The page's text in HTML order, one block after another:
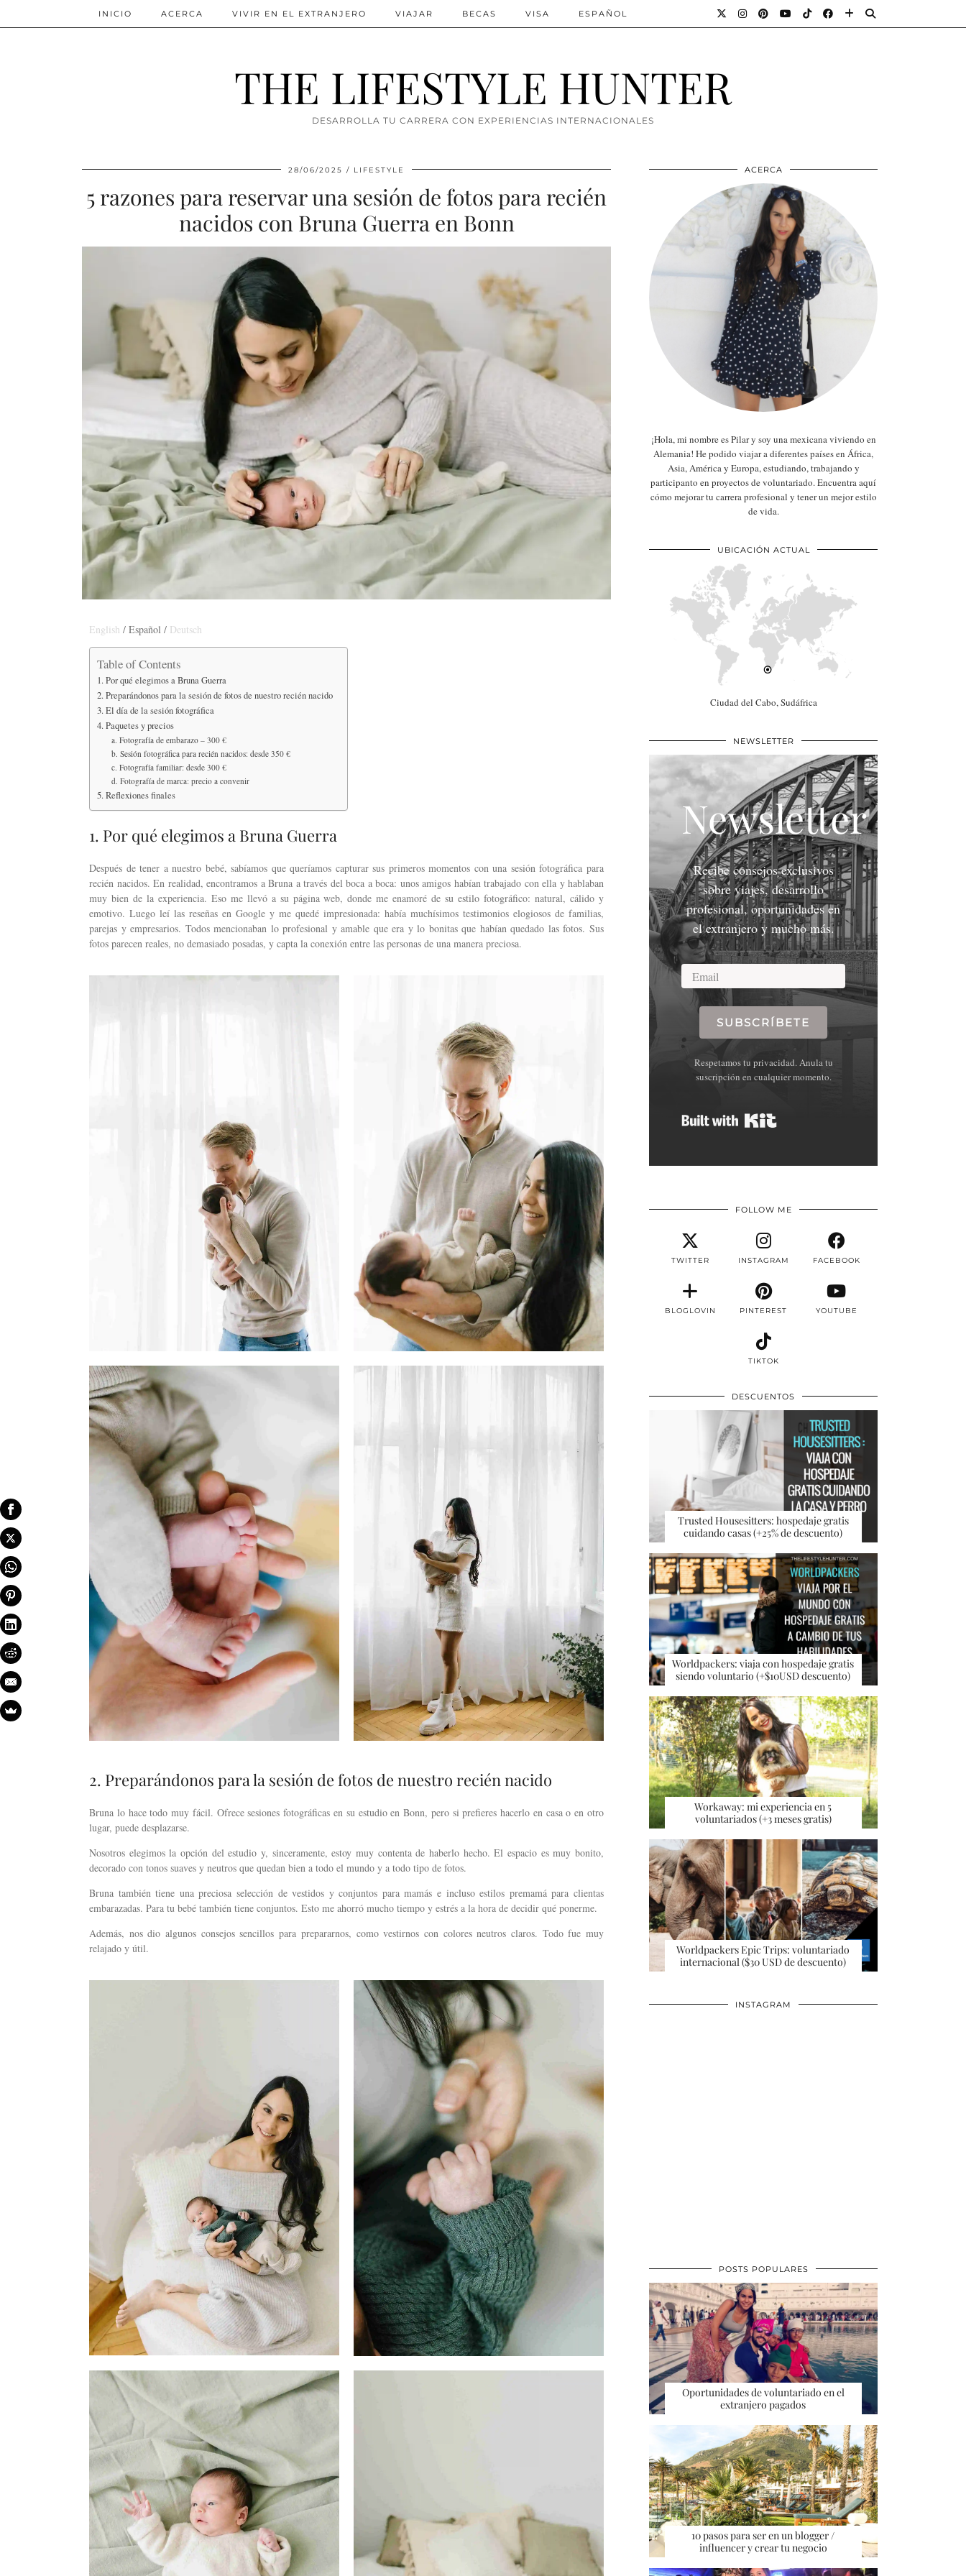
THE LIFESTYLE HUNTER
DESARROLLA TU CARRERA CON EXPERIENCIAS INTERNACIONALES
INICIO ACERCA VIVIR EN EL EXTRANJERO VIAJAR BECAS VISA ESPAÑOL
28/06/2025 LIFESTYLE
5 razones para reservar una sesión de fotos para recién
nacidos con Bruna Guerra en Bonn
English / Español / Deutsch
Table of Contents
1. Por qué elegimos a Bruna Guerra
2. Preparándonos para la sesión de fotos de nuestro recién nacido
3. El día de la sesión fotográfica
4. Paquetes y precios
a. Fotografía de embarazo – 300 €
b. Sesión fotográfica para recién nacidos: desde 350 €
c. Fotografía familiar: desde 300 €
d. Fotografía de marca: precio a convenir
5. Reflexiones finales
1. Por qué elegimos a Bruna Guerra
Después de tener a nuestro bebé, sabíamos que queríamos capturar sus primeros momentos con una sesión fotográfica para
recién nacidos. En realidad, encontramos a Bruna a través del boca a boca: unos amigos habían trabajado con ella y hablaban
muy bien de la experiencia. Eso me llevó a su página web, donde me enamoré de su estilo fotográfico: natural, cálido y
emotivo. Luego leí las reseñas en Google y me quedé impresionada: había muchísimos testimonios elogiosos de familias,
parejas y empresarios. Todos mencionaban lo profesional y amable que era y lo bonitas que habían quedado las fotos. Sus
fotos parecen reales, no demasiado posadas, y capta la conexión entre las personas de una manera preciosa.
2. Preparándonos para la sesión de fotos de nuestro recién nacido
Bruna lo hace todo muy fácil. Ofrece sesiones fotográficas en su estudio en Bonn, pero si prefieres hacerlo en casa o en otro
lugar, puede desplazarse.
Nosotros elegimos la opción del estudio y, sinceramente, estoy muy contenta de haberlo hecho. El espacio es muy bonito,
decorado con tonos suaves y neutros que quedan bien a todo el mundo y a todo tipo de fotos.
Bruna también tiene una preciosa selección de vestidos y conjuntos para mamás e incluso estilos premamá para clientas
embarazadas. Para tu bebé también tiene conjuntos. Esto me ahorró mucho tiempo y estrés a la hora de decidir qué ponerme.
Además, nos dio algunos consejos sencillos para prepararnos, como vestirnos con colores neutros claros. Todo fue muy
relajado y útil.
ACERCA
¡Hola, mi nombre es Pilar y soy una mexicana viviendo en
Alemania! He podido viajar a diferentes países en África,
Asia, América y Europa, estudiando, trabajando y
participanto en proyectos de voluntariado. Encuentra aquí
cómo mejorar tu carrera profesional y tener un mejor estilo
de vida.
UBICACIÓN ACTUAL
Ciudad del Cabo, Sudáfrica
NEWSLETTER
Newsletter
Recibe consejos exclusivos
sobre viajes, desarrollo
profesional, oportunidades en
el extranjero y mucho más.
SUBSCRÍBETE
Respetamos tu privacidad. Anula tu
suscripción en cualquier momento.
FOLLOW ME
TWITTER INSTAGRAM FACEBOOK
BLOGLOVIN PINTEREST YOUTUBE
TIKTOK
DESCUENTOS
Trusted Housesitters: hospedaje gratis
cuidando casas (+25% de descuento)
Worldpackers: viaja con hospedaje gratis
siendo voluntario (+$10USD descuento)
Workaway: mi experiencia en 5
voluntariados (+3 meses gratis)
Worldpackers Epic Trips: voluntariado
internacional ($30 USD de descuento)
INSTAGRAM
POSTS POPULARES
Oportunidades de voluntariado en el
extranjero pagados
10 pasos para ser en un blogger /
influencer y crear tu negocio